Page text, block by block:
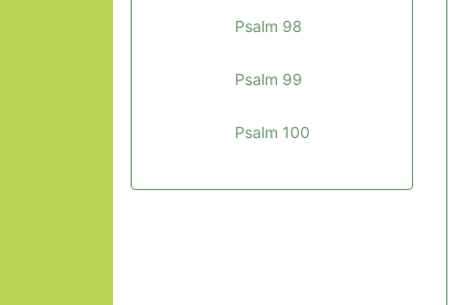
Psalm 98
Psalm 99
Psalm 100